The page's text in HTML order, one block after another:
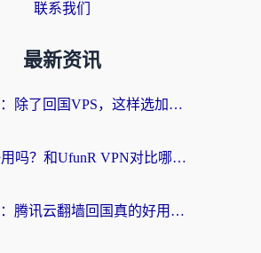
联系我们
最新资讯
海外党必看：除了回国VPS，这样选加速器也能无缝刷国内资源？
迅游VPN好用吗？和UfunR VPN对比哪个回国效果更好？海外党亲测避坑指南
海外党必看：腾讯云翻墙回国真的好用吗？+ 3步选对回国加速器指南